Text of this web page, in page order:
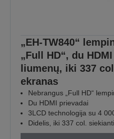
„EH-TW840“
„Full HD“, du
liumenų, iki 337
ekranas
Nebrangus „Full HD“
Du HDMI prievadai
3LCD technologija su 4
Didelis, iki 337 col.